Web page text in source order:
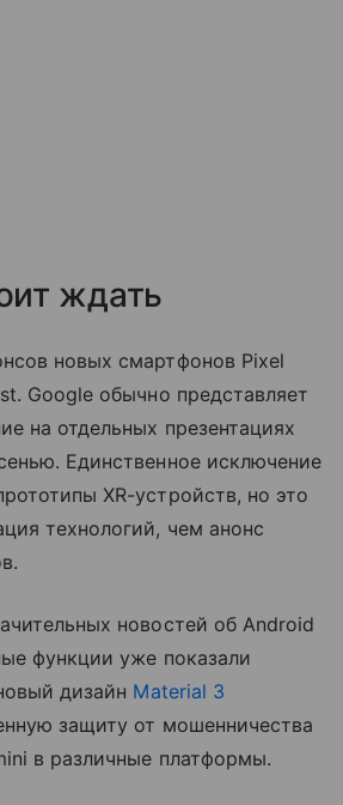
ждать
новых смартфонов Pixel
Google обычно представляет
на отдельных презентациях
Единственное исключение
XR-устройств, но это
технологий, чем анонс
новостей об Android
функции уже показали
дизайн Material 3
защиту от мошенничества
в различные платформы.